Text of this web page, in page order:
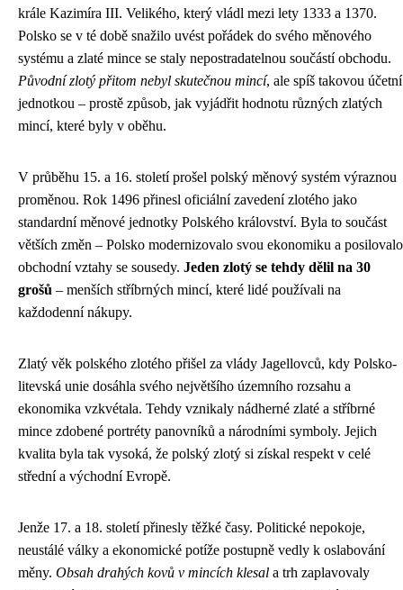
krále Kazimíra III. Velikého, který vládl mezi lety 1333 a 1370.
Polsko se v té době snažilo uvést pořádek do svého měnového
systému a zlaté mince se staly nepostradatelnou součástí obchodu.
Původní zlotý přitom nebyl skutečnou mincí, ale spíš takovou účetní
jednotkou – prostě způsob, jak vyjádřit hodnotu různých zlatých
mincí, které byly v oběhu.
V průběhu 15. a 16. století prošel polský měnový systém výraznou
proměnou. Rok 1496 přinesl oficiální zavedení zlotého jako
standardní měnové jednotky Polského království. Byla to součást
větších změn – Polsko modernizovalo svou ekonomiku a posilovalo
obchodní vztahy se sousedy. Jeden zlotý se tehdy dělil na 30
grošů – menších stříbrných mincí, které lidé používali na
každodenní nákupy.
Zlatý věk polského zlotého přišel za vlády Jagellovců, kdy Polsko-
litevská unie dosáhla svého největšího územního rozsahu a
ekonomika vzkvétala. Tehdy vznikaly nádherné zlaté a stříbrné
mince zdobené portréty panovníků a národními symboly. Jejich
kvalita byla tak vysoká, že polský zlotý si získal respekt v celé
střední a východní Evropě.
Jenže 17. a 18. století přinesly těžké časy. Politické nepokoje,
neustálé války a ekonomické potíže postupně vedly k oslabování
měny. Obsah drahých kovů v mincích klesal a trh zaplavovaly